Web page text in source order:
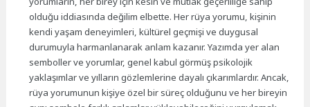
olduğu iddiasında değilim elbette. Her rüya yorumu, kişinin
kendi yaşam deneyimleri, kültürel geçmişi ve duygusal
durumuyla harmanlanarak anlam kazanır. Yazımda yer alan
semboller ve yorumlar, genel kabul görmüş psikolojik
yaklaşımlar ve yılların gözlemlerine dayalı çıkarımlardır. Ancak,
rüya yorumunun kişiye özel bir süreç olduğunu ve her bireyin